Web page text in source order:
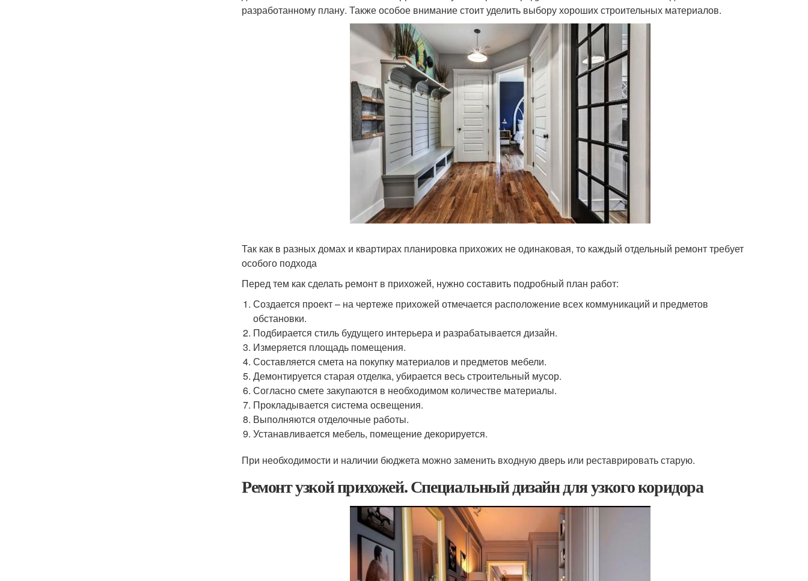
разработанному плану. Также особое внимание стоит уделить выбору хороших строительных материалов.
Так как в разных домах и квартирах планировка прихожих не одинаковая, то каждый отдельный ремонт требует
особого подхода
Перед тем как сделать ремонт в прихожей, нужно составить подробный план работ:
Создается проект – на чертеже прихожей отмечается расположение всех коммуникаций и предметов
обстановки.
Подбирается стиль будущего интерьера и разрабатывается дизайн.
Измеряется площадь помещения.
Составляется смета на покупку материалов и предметов мебели.
Демонтируется старая отделка, убирается весь строительный мусор.
Согласно смете закупаются в необходимом количестве материалы.
Прокладывается система освещения.
Выполняются отделочные работы.
Устанавливается мебель, помещение декорируется.
При необходимости и наличии бюджета можно заменить входную дверь или реставрировать старую.
Ремонт узкой прихожей. Специальный дизайн для узкого коридора